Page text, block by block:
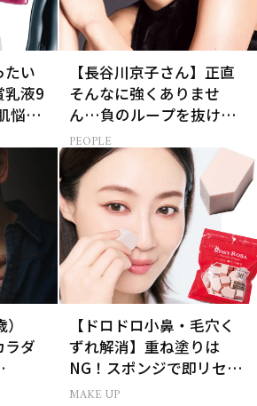
たい
乳液9
悩み
【長谷川京子さん】正直
そんなに強くありませ
ん…負のループを抜ける
15分の習慣とは?
PEOPLE
ラダ
ー
【ドロドロ小鼻・毛穴く
ずれ解消】重ね塗りは
NG！スポンジで即リセッ
トするプロ技
MAKE UP